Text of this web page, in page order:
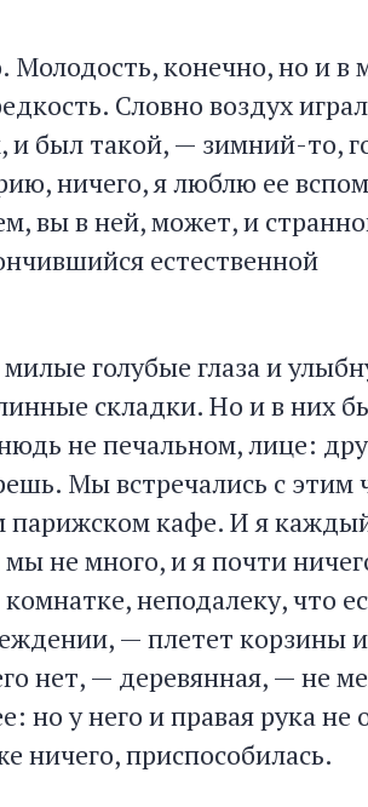
конечно, но и в
Словно воздух
и был такой, — зимний-то,
ничего, я люблю ее
вы в ней, может, и
естественной
голубые глаза и
складки. Но и в них
не печальном, лице:
Мы встречались с этим
парижском кафе. И я
не много, и я почти
неподалеку, что
— плетет корзины
нет, — деревянная, — не
но у него и правая рука не
ничего, приспособилась.